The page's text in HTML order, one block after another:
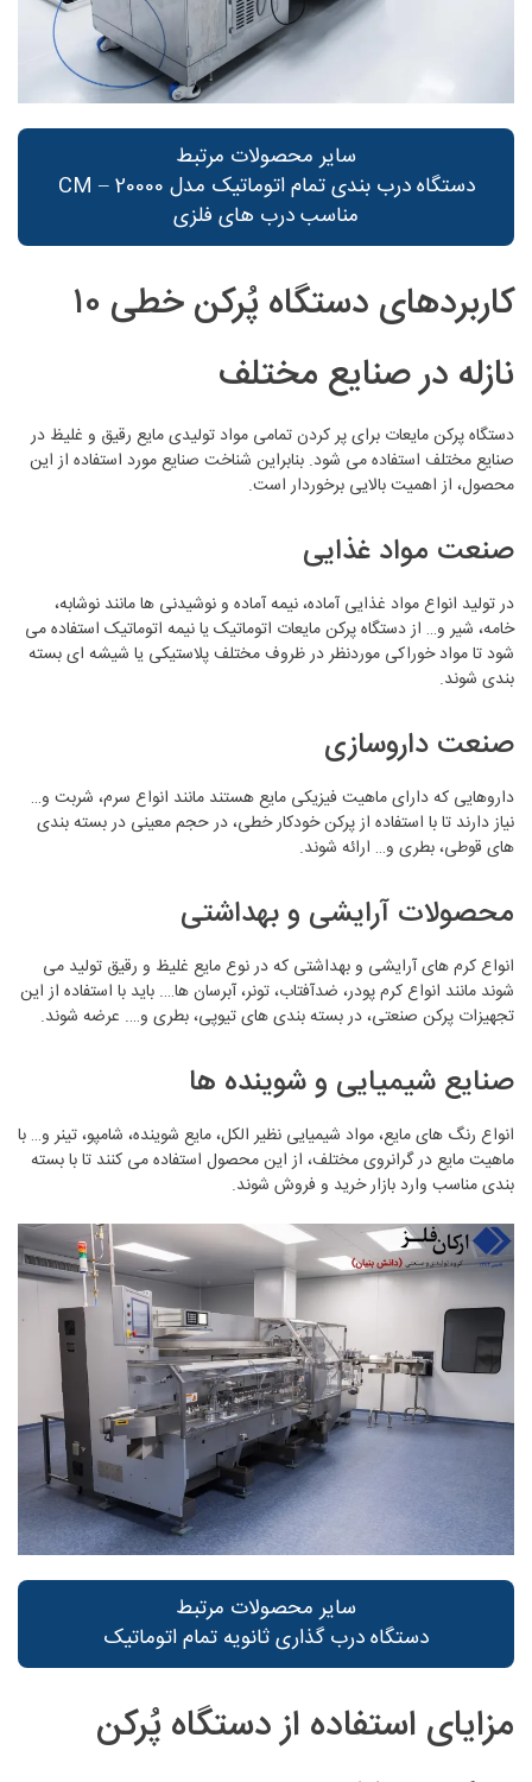
سایر محصولات مرتبط
دستگاه درب بندی تمام اتوماتیک مدل CM – 20000
مناسب درب های فلزی
کاربردهای دستگاه پُرکن خطی ۱۰
نازله در صنایع مختلف
دستگاه پرکن مایعات برای پر کردن تمامی مواد تولیدی مایع رقیق و غلیظ در
صنایع مختلف استفاده می شود. بنابراین شناخت صنایع مورد استفاده از این
محصول، از اهمیت بالایی برخوردار است.
صنعت مواد غذایی
در تولید انواع مواد غذایی آماده، نیمه آماده و نوشیدنی ها مانند نوشابه،
خامه، شیر و… از دستگاه پرکن مایعات اتوماتیک یا نیمه اتوماتیک استفاده می
شود تا مواد خوراکی موردنظر در ظروف مختلف پلاستیکی یا شیشه ای بسته
بندی شوند.
صنعت داروسازی
داروهایی که دارای ماهیت فیزیکی مایع هستند مانند انواع سرم، شربت و…
نیاز دارند تا با استفاده از پرکن خودکار خطی، در حجم معینی در بسته بندی
های قوطی، بطری و… ارائه شوند.
محصولات آرایشی و بهداشتی
انواع کرم های آرایشی و بهداشتی که در نوع مایع غلیظ و رقیق تولید می
شوند مانند انواع کرم پودر، ضدآفتاب، تونر، آبرسان ها…. باید با استفاده از این
تجهیزات پرکن صنعتی، در بسته بندی های تیوپی، بطری و…. عرضه شوند.
صنایع شیمیایی و شوینده ‌ها
انواع رنگ های مایع، مواد شیمیایی نظیر الکل، مایع شوینده، شامپو، تینر و… با
ماهیت مایع در گرانروی مختلف، از این محصول استفاده می کنند تا با بسته
بندی مناسب وارد بازار خرید و فروش شوند.
سایر محصولات مرتبط
دستگاه درب گذاری ثانویه تمام اتوماتیک
مزایای استفاده از دستگاه پُرکن